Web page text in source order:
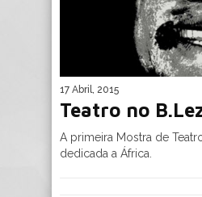
17 Abril, 2015
Teatro no
A primeira Mostra de
dedicada a África.